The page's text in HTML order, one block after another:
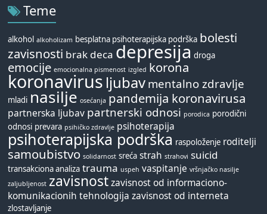
Teme
alkohol alkoholizam besplatna psihoterapijska podrška bolesti
zavisnosti brak deca depresija droga
emocije emocionalna pismenost izgled korona
koronavirus ljubav mentalno zdravlje
mladi nasilje osećanja pandemija koronavirusa
partnerska ljubav partnerski odnosi porodica porodični
odnosi prevara psihičko zdravlje psihoterapija
psihoterapijska podrška raspoloženje roditelji
samoubistvo solidarnost sreća strah strahovi suicid
transakciona analiza trauma uspeh vaspitanje vršnjačko nasilje
zaljubljenost zavisnost zavisnost od informaciono-
komunikacionih tehnologija zavisnost od interneta
zlostavljanje